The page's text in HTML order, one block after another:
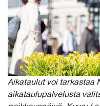
Aikataulut voi tarkastaa
aikataulupalvelusta